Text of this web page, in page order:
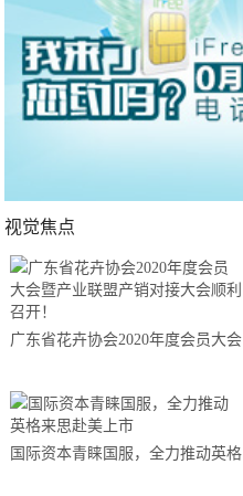
视觉焦点
广东省花卉协会2020年度会员大会
开！
国际资本青睐国服，全力推动英格